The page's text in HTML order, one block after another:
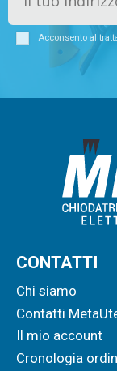
Acconsento al
CONTATTI
Chi siamo
Contatti
Il mio account
Cronologia